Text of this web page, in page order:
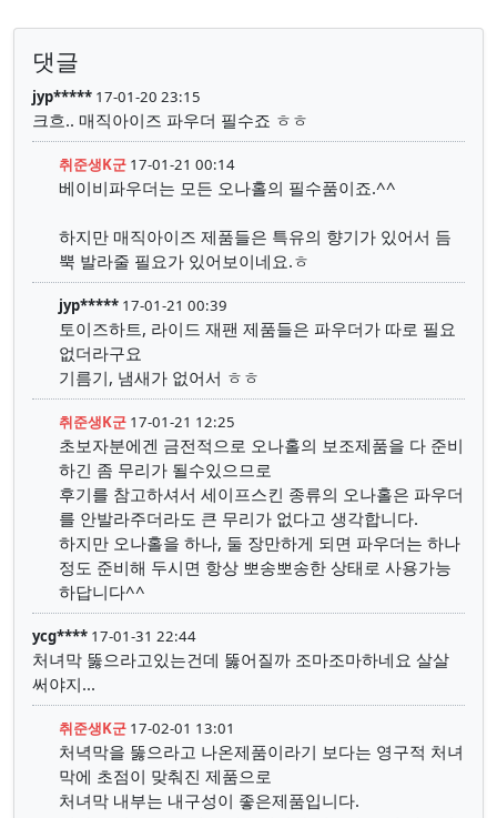
댓글
jyp***** 17-01-20 23:15
크흐.. 매직아이즈 파우더 필수죠 ㅎㅎ
취준생K군 17-01-21 00:14
베이비파우더는 모든 오나홀의 필수품이죠.^^
하지만 매직아이즈 제품들은 특유의 향기가 있어서 듬
뿍 발라줄 필요가 있어보이네요.ㅎ
jyp***** 17-01-21 00:39
토이즈하트, 라이드 재팬 제품들은 파우더가 따로 필요
없더라구요
기름기, 냄새가 없어서 ㅎㅎ
취준생K군 17-01-21 12:25
초보자분에겐 금전적으로 오나홀의 보조제품을 다 준비
하긴 좀 무리가 될수있으므로
후기를 참고하셔서 세이프스킨 종류의 오나홀은 파우더
를 안발라주더라도 큰 무리가 없다고 생각합니다.
하지만 오나홀을 하나, 둘 장만하게 되면 파우더는 하나
정도 준비해 두시면 항상 뽀송뽀송한 상태로 사용가능
하답니다^^
ycg**** 17-01-31 22:44
처녀막 뚫으라고있는건데 뚫어질까 조마조마하네요 살살
써야지...
취준생K군 17-02-01 13:01
처녁막을 뚫으라고 나온제품이라기 보다는 영구적 처녀
막에 초점이 맞춰진 제품으로
처녀막 내부는 내구성이 좋은제품입니다.